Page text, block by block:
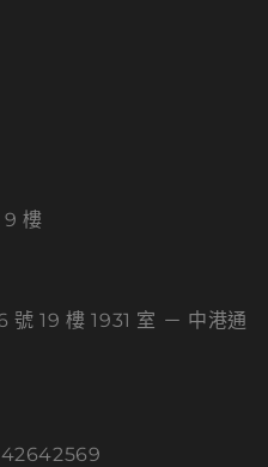
9 樓
號 19 樓 1931 室 － 中港通
42642569